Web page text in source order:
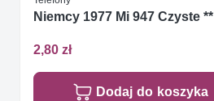
Niemcy 1977 Mi 947 Czyste **
2,80 zł
Dodaj do koszyka